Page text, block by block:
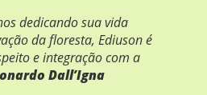
dedicando sua vida
da floresta, Ediuson é
e integração com a
Dall’Igna